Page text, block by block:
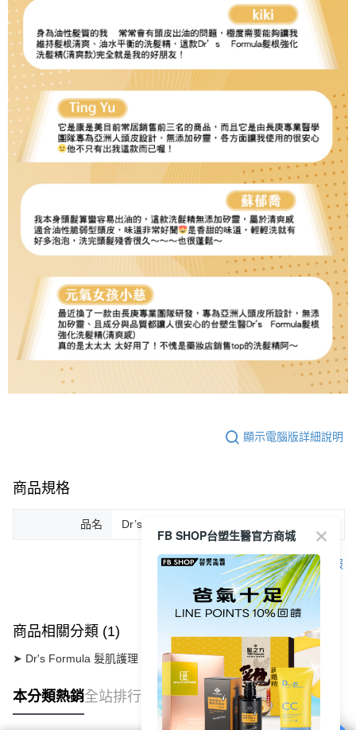
顯示電腦版詳細說明
商品規格
品名 Dr’s Formula
客服
商品相關分類 (1)
➤ Dr's Formula 髮肌護理 【頭皮護理】 髮根強化洗護系列
本分類熱銷全站排行
FB SHOP台塑生醫官方商城